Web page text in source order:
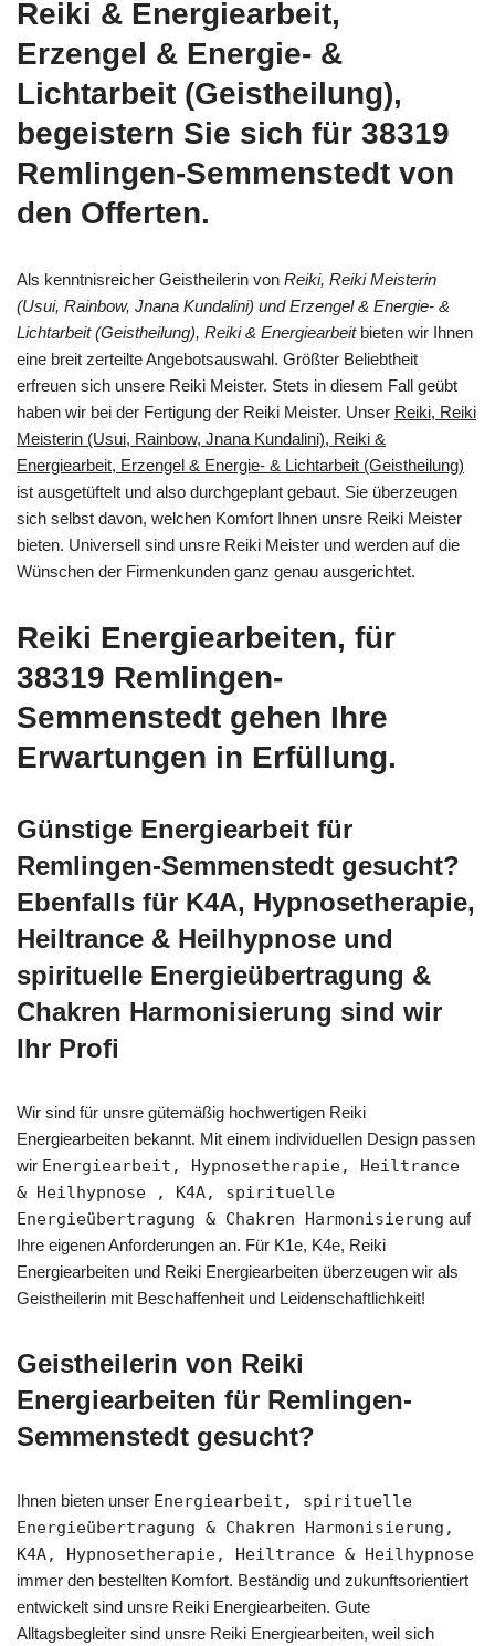
Reiki & Energiearbeit,
Erzengel & Energie- &
Lichtarbeit (Geistheilung),
begeistern Sie sich für 38319
Remlingen-Semmenstedt von
den Offerten.
Als kenntnisreicher Geistheilerin von Reiki, Reiki Meisterin
(Usui, Rainbow, Jnana Kundalini) und Erzengel & Energie- &
Lichtarbeit (Geistheilung), Reiki & Energiearbeitbieten wir Ihnen
eine breit zerteilte Angebotsauswahl. Größter Beliebtheit
erfreuen sich unsere Reiki Meister. Stets in diesem Fall geübt
haben wir bei der Fertigung der Reiki Meister. Unser Reiki, Reiki
Meisterin (Usui, Rainbow, Jnana Kundalini), Reiki &
Energiearbeit, Erzengel & Energie- & Lichtarbeit (Geistheilung)
ist ausgetüftelt und also durchgeplant gebaut. Sie überzeugen
sich selbst davon, welchen Komfort Ihnen unsre Reiki Meister
bieten. Universell sind unsre Reiki Meister und werden auf die
Wünschen der Firmenkunden ganz genau ausgerichtet.
Reiki Energiearbeiten, für
38319 Remlingen-
Semmenstedt gehen Ihre
Erwartungen in Erfüllung.
Günstige Energiearbeit für
Remlingen-Semmenstedt gesucht?
Ebenfalls für K4A, Hypnosetherapie,
Heiltrance & Heilhypnose und
spirituelle Energieübertragung &
Chakren Harmonisierung sind wir
Ihr Profi
Wir sind für unsre gütemäßig hochwertigen Reiki
Energiearbeiten bekannt. Mit einem individuellen Design passen
wir Energiearbeit, Hypnosetherapie, Heiltrance
& Heilhypnose , K4A, spirituelle
Energieübertragung & Chakren Harmonisierung auf
Ihre eigenen Anforderungen an. Für K1e, K4e, Reiki
Energiearbeiten und Reiki Energiearbeiten überzeugen wir als
Geistheilerin mit Beschaffenheit und Leidenschaftlichkeit!
Geistheilerin von Reiki
Energiearbeiten für Remlingen-
Semmenstedt gesucht?
Ihnen bieten unser Energiearbeit, spirituelle
Energieübertragung & Chakren Harmonisierung,
K4A, Hypnosetherapie, Heiltrance & Heilhypnose
immer den bestellten Komfort. Beständig und zukunftsorientiert
entwickelt sind unsre Reiki Energiearbeiten. Gute
Alltagsbegleiter sind unsre Reiki Energiearbeiten, weil sich